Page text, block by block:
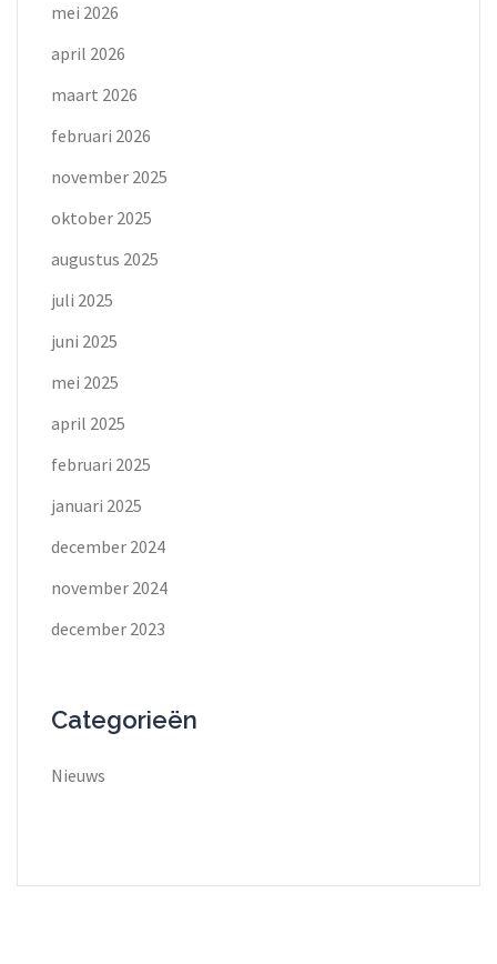
mei 2026
april 2026
maart 2026
februari 2026
november 2025
oktober 2025
augustus 2025
juli 2025
juni 2025
mei 2025
april 2025
februari 2025
januari 2025
december 2024
november 2024
december 2023
Categorieën
Nieuws